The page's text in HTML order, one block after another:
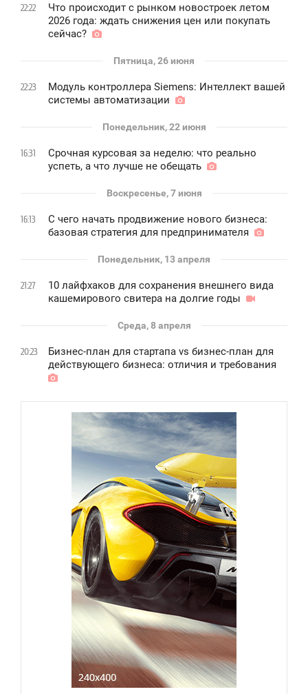
22:22
Что происходит с рынком новостроек летом
2026 года: ждать снижения цен или покупать
сейчас?
Пятница, 26 июня
22:23
Модуль контроллера Siemens: Интеллект вашей
системы автоматизации
Понедельник, 22 июня
16:31
Срочная курсовая за неделю: что реально
успеть, а что лучше не обещать
Воскресенье, 7 июня
16:13
С чего начать продвижение нового бизнеса:
базовая стратегия для предпринимателя
Понедельник, 13 апреля
21:27
10 лайфхаков для сохранения внешнего вида
кашемирового свитера на долгие годы
Среда, 8 апреля
20:23
Бизнес-план для стартапа vs бизнес-план для
действующего бизнеса: отличия и требования